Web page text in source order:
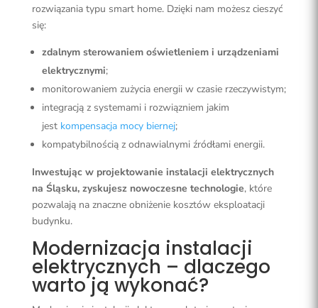
rozwiązania typu smart home. Dzięki nam możesz cieszyć
się:
zdalnym sterowaniem oświetleniem i urządzeniami
elektrycznymi;
monitorowaniem zużycia energii w czasie rzeczywistym;
integracją z systemami i rozwiązniem jakim
jest kompensacja mocy biernej;
kompatybilnością z odnawialnymi źródłami energii.
Inwestując w projektowanie instalacji elektrycznych
na Śląsku, zyskujesz nowoczesne technologie, które
pozwalają na znaczne obniżenie kosztów eksploatacji
budynku.
Modernizacja instalacji
elektrycznych – dlaczego
warto ją wykonać?